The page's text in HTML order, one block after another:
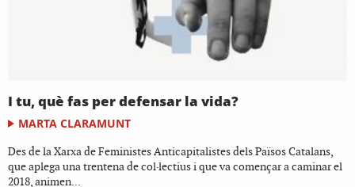
I tu, què fas per defensar la vida?
MARTA CLARAMUNT
Des de la Xarxa de Feministes Anticapitalistes dels Països Catalans,
que aplega una trentena de col·lectius i que va començar a caminar el
2018, animen...